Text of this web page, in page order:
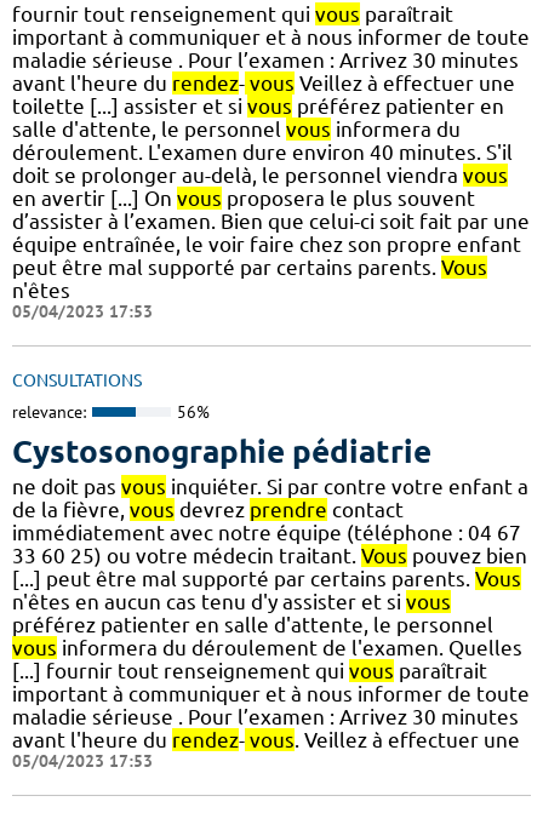
fournir tout renseignement qui vous paraîtrait
important à communiquer et à nous informer de toute
maladie sérieuse . Pour l’examen : Arrivez 30 minutes
avant l'heure du rendez- vous Veillez à effectuer une
toilette [...] assister et si vous préférez patienter en
salle d'attente, le personnel vous informera du
déroulement. L'examen dure environ 40 minutes. S'il
doit se prolonger au-delà, le personnel viendra vous
en avertir [...] On vous proposera le plus souvent
d’assister à l’examen. Bien que celui-ci soit fait par une
équipe entraînée, le voir faire chez son propre enfant
peut être mal supporté par certains parents. Vous
n'êtes
05/04/2023 17:53
CONSULTATIONS
relevance: 56%
Cystosonographie pédiatrie
ne doit pas vous inquiéter. Si par contre votre enfant a
de la fièvre, vous devrez prendre contact
immédiatement avec notre équipe (téléphone : 04 67
33 60 25) ou votre médecin traitant. Vous pouvez bien
[...] peut être mal supporté par certains parents. Vous
n'êtes en aucun cas tenu d'y assister et si vous
préférez patienter en salle d'attente, le personnel
vous informera du déroulement de l'examen. Quelles
[...] fournir tout renseignement qui vous paraîtrait
important à communiquer et à nous informer de toute
maladie sérieuse . Pour l’examen : Arrivez 30 minutes
avant l'heure du rendez- vous. Veillez à effectuer une
05/04/2023 17:53